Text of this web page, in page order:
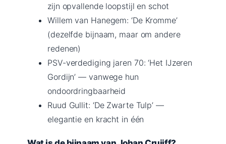
zijn opvallende loopstijl en schot
Willem van Hanegem: ‘De Kromme’
(dezelfde bijnaam, maar om andere
redenen)
PSV-verdediging jaren 70: ‘Het IJzeren
Gordijn’ — vanwege hun
ondoordringbaarheid
Ruud Gullit: ‘De Zwarte Tulp’ —
elegantie en kracht in één